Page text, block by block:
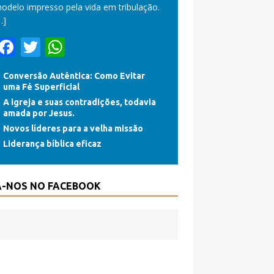
impresso pela vida em tribulação.
F
e
b
o
o
k
T
w
itt
er
W
h
at
s
A
p
p
Conversão Autêntica: Como Evitar
uma Fé Superficial
A igreja e suas contradições, todavia
amada por Jesus.
Novos líderes para a velha missão
Liderança bíblica eficaz
NOS NO FACEBOOK